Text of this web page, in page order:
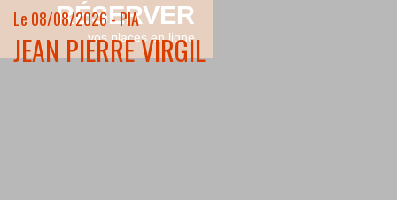
RÉSERVER
vos places en ligne
Le 08/08/2026 - PIA
JEAN PIERRE VIRGIL